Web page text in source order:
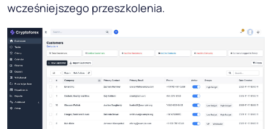
wcześniejszego przeszkolenia.